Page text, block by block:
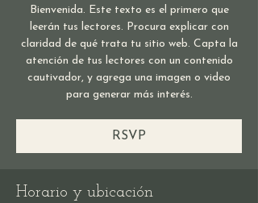
Bienvenida. Este texto es el primero que
leerán tus lectores. Procura explicar con
claridad de qué trata tu sitio web. Capta la
atención de tus lectores con un contenido
cautivador, y agrega una imagen o video
para generar más interés.
RSVP
Horario y ubicación